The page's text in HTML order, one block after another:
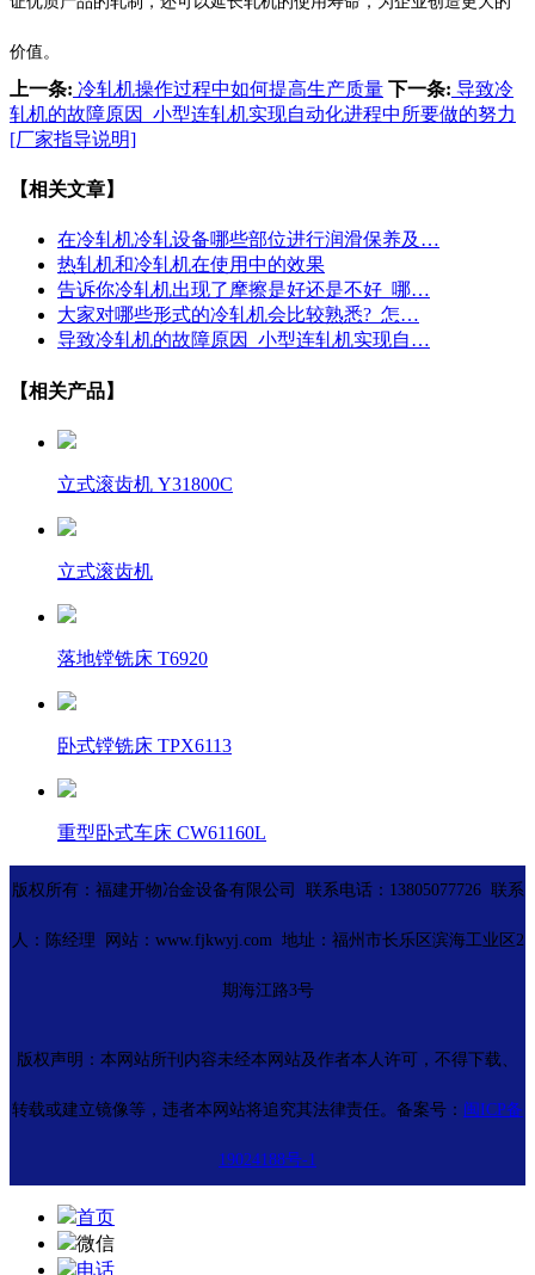
价值。
上一条: 冷轧机操作过程中如何提高生产质量 下一条: 导致冷
轧机的故障原因_小型连轧机实现自动化进程中所要做的努力
[厂家指导说明]
【相关文章】
在冷轧机冷轧设备哪些部位进行润滑保养及…
热轧机和冷轧机在使用中的效果
告诉你冷轧机出现了摩擦是好还是不好_哪…
大家对哪些形式的冷轧机会比较熟悉?_怎…
导致冷轧机的故障原因_小型连轧机实现自…
【相关产品】
立式滚齿机 Y31800C
立式滚齿机
落地镗铣床 T6920
卧式镗铣床 TPX6113
重型卧式车床 CW61160L
版权所有：福建开物冶金设备有限公司 联系电话：13805077726 联系
人：陈经理 网站：www.fjkwyj.com 地址：福州市长乐区滨海工业区2
期海江路3号
版权声明：本网站所刊内容未经本网站及作者本人许可，不得下载、
转载或建立镜像等，违者本网站将追究其法律责任。备案号： 闽ICP备
19024188号-1
首页
微信
电话